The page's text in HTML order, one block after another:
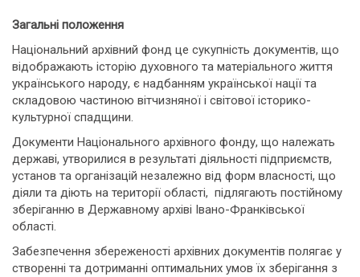
Загальні положення
Національний архівний фонд це сукупність документів, що
відображають історію духовного та матеріального життя
українського народу, є надбанням української нації та
складовою частиною вітчизняної і світової історико-
культурної спадщини.
Документи Національного архівного фонду, що належать
державі, утворилися в результаті діяльності підприємств,
установ та організацій незалежно від форм власності, що
діяли та діють на території області, підлягають постійному
зберіганню в Державному архіві Івано-Франківської
області.
Забезпечення збереженості архівних документів полягає у
створенні та дотриманні оптимальних умов їх зберігання з